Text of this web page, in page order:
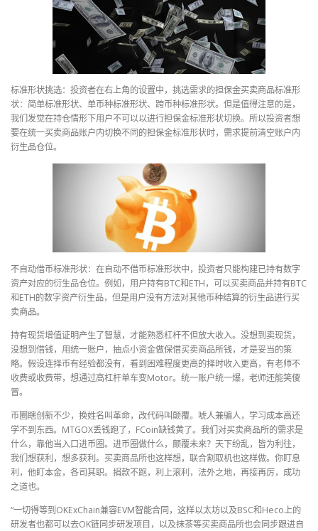
标准形状挑选：投资者在右上角的设置中，挑选需求的担保金买卖商品标准形
状：简单标准形状、单币种标准形状、跨币种标准形状。但是值得注意的是，
我们发觉在持仓情形下用户不可以以进行担保金标准形状切换。所以投资者想
要在统一买卖商品账户内切换不同的担保金标准形状时，需求提前清空账户内
衍生品仓位。
不自动借币标准形状：在自动不借币标准形状中，投资者只能构建已持有数字
资产对应的衍生品仓位。例如，用户持有BTC和ETH，可以买卖商品并持有BTC
和ETH的数字资产衍生品，但是用户没有方法对其他币种结算的衍生品进行买
卖商品。
持有现货增值证明产生了智慧，才能熟悉杠杆不但放大收入。没想到卖现货，
没想到借钱，用统一账户，抽点小资金做保借买卖商品所钱，才是妥当的策
略。假设连择币有经验都没有，看到困难程度更高的择时收入更高，有老师不
收费或收费带，想通过高杠杆单车变Motor。统一账户统一爆，老师还能笑傻
冒。
币圈瞎创新不少，换姓名叫革命，改代码叫颠覆。唬人兼骗人，学习成本高还
学不到东西。MTGOX丢钱跑了，FCoin缺钱黄了。我们对买卖商品所的需求是
什么，靠他当入口进币圈。进币圈做什么，颠覆未来？天下纷乱，皆为利往，
我们想获利，想多获利。买卖商品所也这样想，联合割取机也这样做。你盯息
利，他盯本金，各司其职。捐款不跑，利上滚利，法外之地，再接再厉，成功
之道也。
“一切得等到OKExChain兼容EVM智能合同，这样以太坊以及BSC和Heco上的
研发者也都可以去OK链同步研发项目，以及抹茶等买卖商品所也会同步跟进自